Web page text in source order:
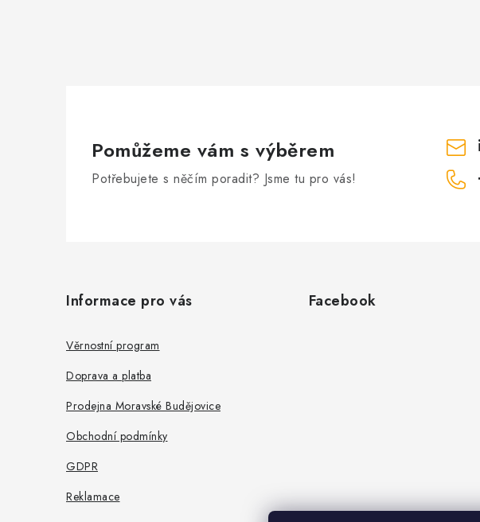
Pomůžeme vám s výběrem
Potřebujete s něčím poradit? Jsme tu pro vás!
Informace pro vás
Věrnostní program
Doprava a platba
Prodejna Moravské Budějovice
Obchodní podmínky
GDPR
Reklamace
Facebook